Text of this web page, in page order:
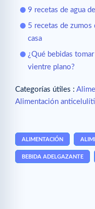
9 recetas de agua
5 recetas de
casa
¿Qué bebidas
vientre plano?
Categorías útiles :
Alimentación
ALIMENTACIÓN
BEBIDA ADELGAZANTE